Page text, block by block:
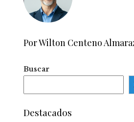
Por Wilton Centeno
Buscar
Destacados